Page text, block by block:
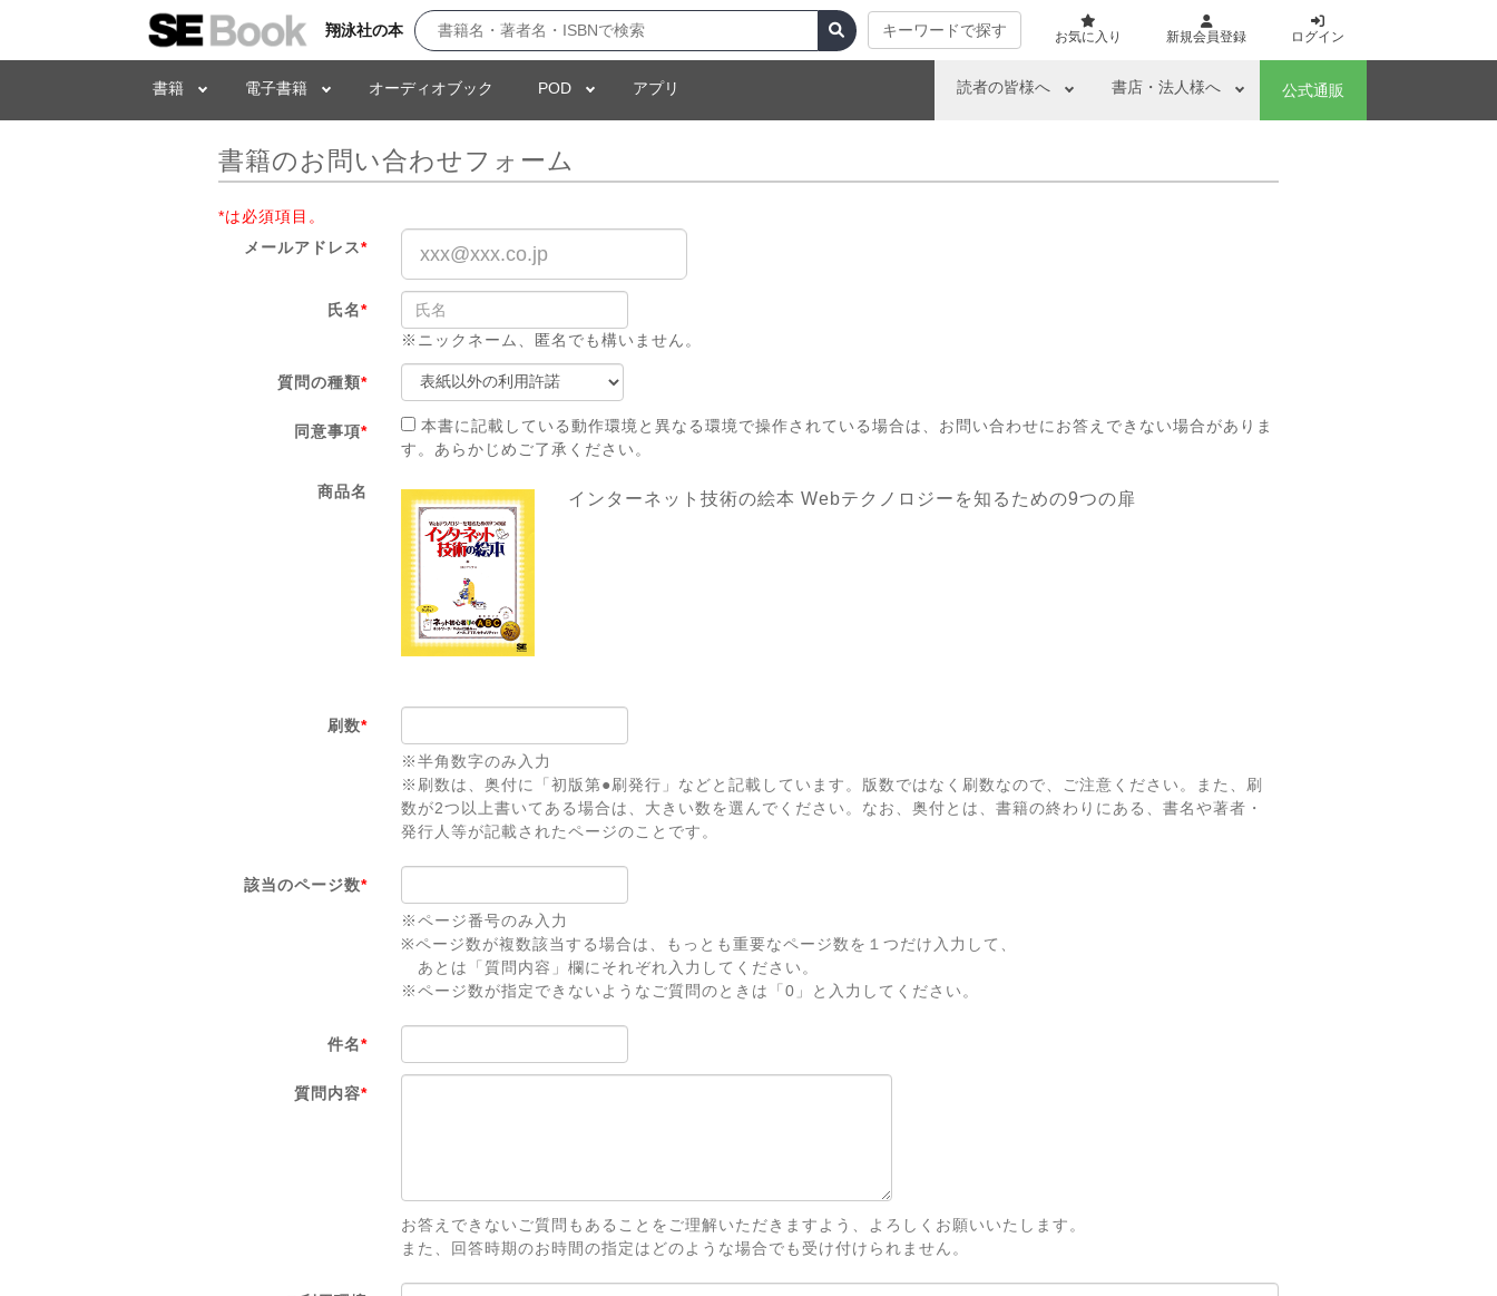
翔泳社の本 キーワードで探す お気に入り 新規会員登録 ログイン
書籍 電子書籍 オーディオブック POD アプリ 読者の皆様へ 書店・法人様へ 公式通販
書籍のお問い合わせフォーム
*は必須項目。
メールアドレス*
氏名*
※ニックネーム、匿名でも構いません。
質問の種類*
同意事項*
本書に記載している動作環境と異なる環境で操作されている場合は、お問い合わせにお答えできない場合がありま
す。あらかじめご了承ください。
商品名 インターネット技術の絵本 Webテクノロジーを知るための9つの扉
刷数*
※半角数字のみ入力
※刷数は、奥付に「初版第●刷発行」などと記載しています。版数ではなく刷数なので、ご注意ください。また、刷
数が2つ以上書いてある場合は、大きい数を選んでください。なお、奥付とは、書籍の終わりにある、書名や著者・
発行人等が記載されたページのことです。
該当のページ数*
※ページ番号のみ入力
※ページ数が複数該当する場合は、もっとも重要なページ数を１つだけ入力して、
あとは「質問内容」欄にそれぞれ入力してください。
※ページ数が指定できないようなご質問のときは「0」と入力してください。
件名*
質問内容*
お答えできないご質問もあることをご理解いただきますよう、よろしくお願いいたします。
また、回答時期のお時間の指定はどのような場合でも受け付けられません。